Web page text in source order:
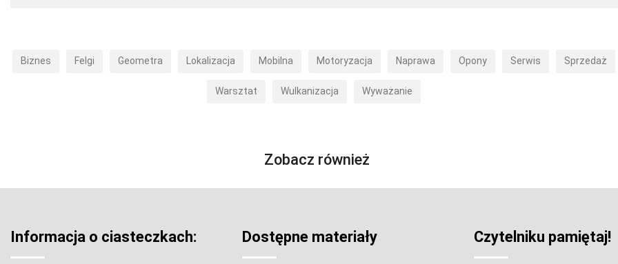
Biznes Felgi Geometra Lokalizacja Mobilna Motoryzacja Naprawa Opony Serwis Sprzedaż
Warsztat Wulkanizacja Wyważanie
Zobacz również
Informacja o ciasteczkach: Dostępne materiały Czytelniku pamiętaj!